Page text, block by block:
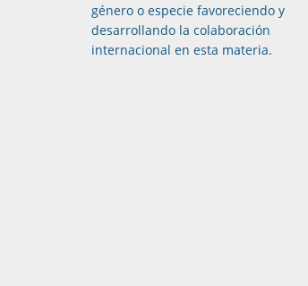
género o especie favoreciendo y
desarrollando la colaboración
internacional en esta materia.